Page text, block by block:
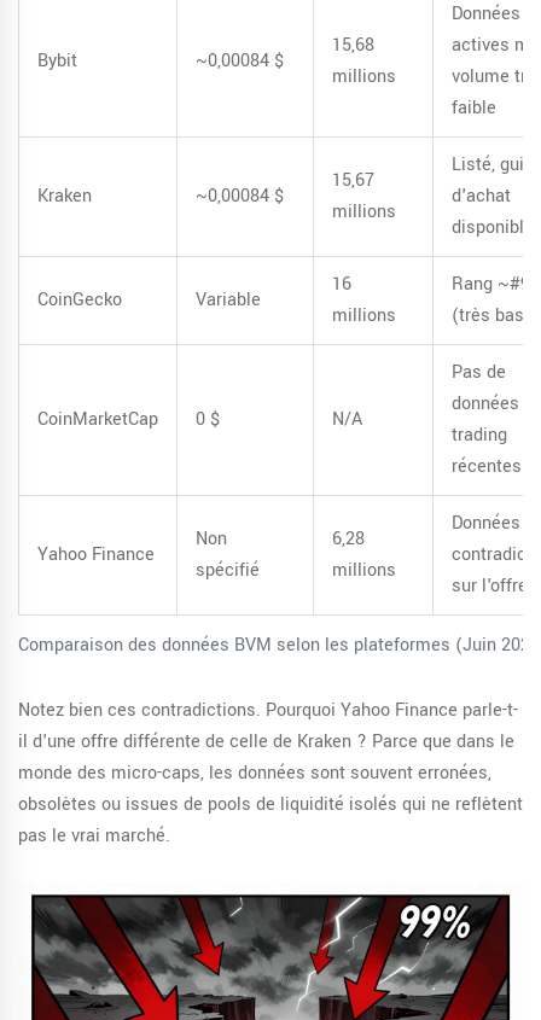
Comparaison des données BVM selon les plateformes (Juin
Bybit ~0,00084 $
15,68
millions
Données
actives
volume
faible
Kraken ~0,00084 $
15,67
millions
Listé,
d'achat
disponible
CoinGecko Variable
16
millions
Rang ~#9
(très bas)
CoinMarketCap 0 $ N/A
Pas de
données
trading
récentes
Yahoo Finance
Non
spécifié
6,28
millions
Données
sur l'offre
Notez bien ces contradictions. Pourquoi Yahoo Finance parle-t-
il d'une offre différente de celle de Kraken ? Parce que dans le
monde des micro-caps, les données sont souvent erronées,
obsolètes ou issues de pools de liquidité isolés qui ne reflètent
pas le vrai marché.